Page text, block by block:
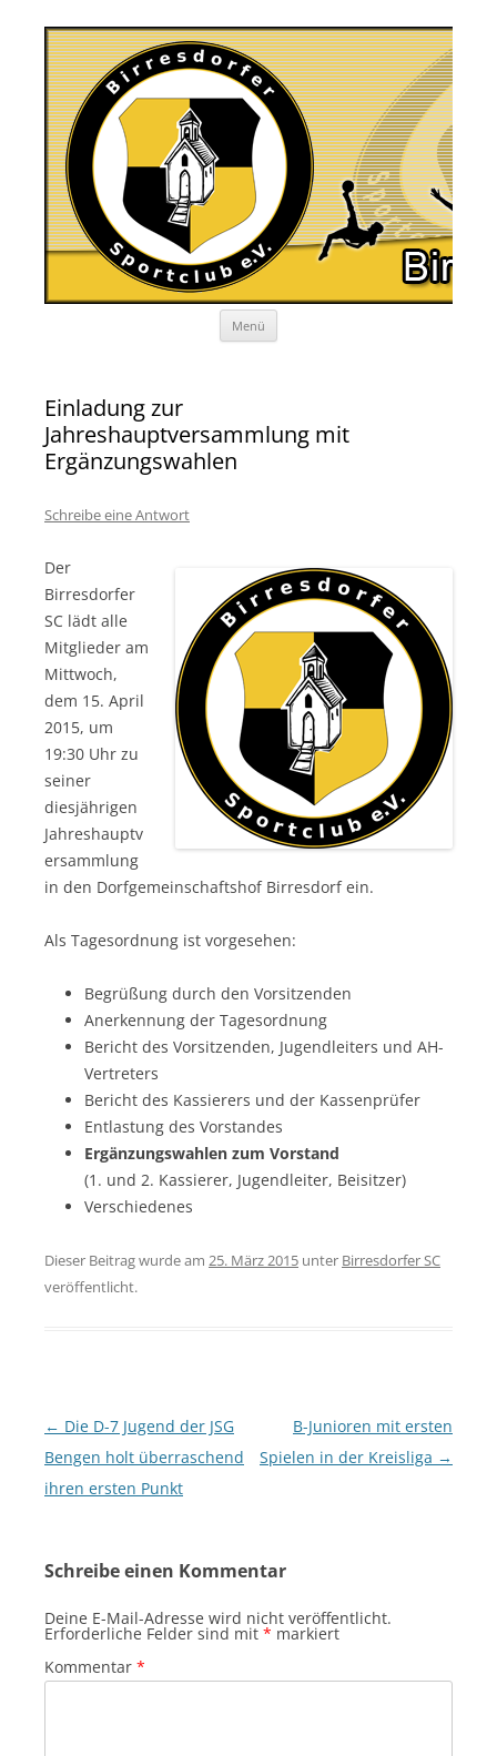
Menü
Einladung zur
Jahreshauptversammlung mit
Ergänzungswahlen
Schreibe eine Antwort
Der
Birresdorfer
SC lädt alle
Mitglieder am
Mittwoch,
dem 15. April
2015, um
19:30 Uhr zu
seiner
diesjährigen
Jahreshauptv
ersammlung
in den Dorfgemeinschafts­hof Birresdorf ein.
Als Tagesordnung ist vorgesehen:
Begrüßung durch den Vorsitzenden
Anerkennung der Tagesordnung
Bericht des Vorsitzenden, Jugendleiters und AH-
Vertreters
Bericht des Kassierers und der Kassenprüfer
Entlastung des Vorstandes
Ergänzungswahlen zum Vorstand
(1. und 2. Kassierer, Jugendleiter, Beisitzer)
Verschiedenes
Dieser Beitrag wurde am 25. März 2015 unter Birresdorfer SC
veröffentlicht.
Beitragsnavigation
← Die D-7 Jugend der JSG
Bengen holt überraschend
ihren ersten Punkt
B-Junioren mit ersten
Spielen in der Kreisliga →
Schreibe einen Kommentar
Deine E-Mail-Adresse wird nicht veröffentlicht.
Erforderliche Felder sind mit * markiert
Kommentar *